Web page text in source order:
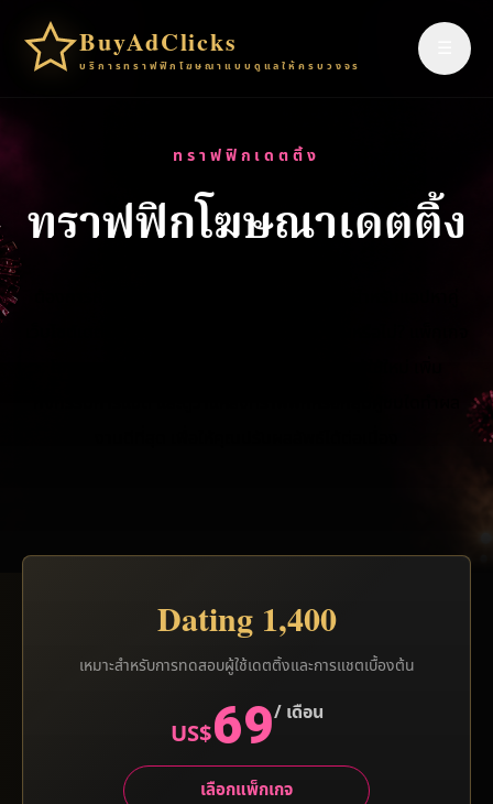
BuyAdClicks
บริการทราฟฟิกโฆษณาแบบดูแลให้ครบวงจร
ทราฟฟิกเดตติ้ง
ทราฟฟิกโฆษณาเดตติ้ง
Dating 1,400
เหมาะสำหรับการทดสอบผู้ใช้เดตติ้งและการแชตเบื้องต้น
US$69/ เดือน
เลือกแพ็กเกจ